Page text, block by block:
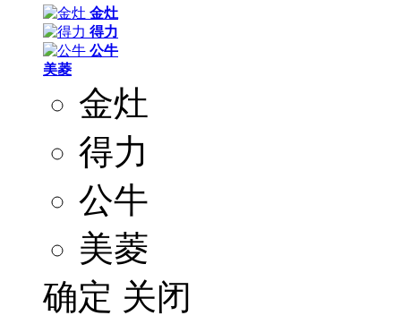
金灶
得力
公牛
美菱
金灶
得力
公牛
美菱
确定 关闭